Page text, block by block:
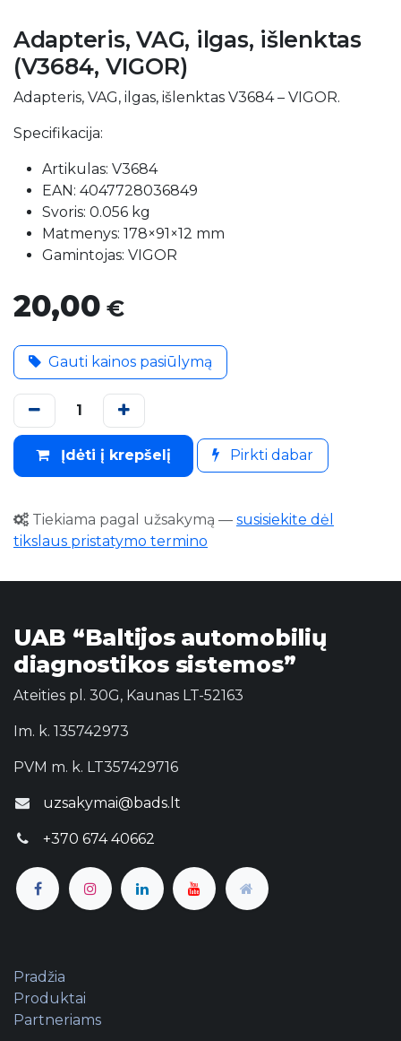
Adapteris, VAG, ilgas, išlenktas
(V3684, VIGOR)
Adapteris, VAG, ilgas, išlenktas V3684 – VIGOR.
Specifikacija:
Artikulas: V3684
EAN: 4047728036849
Svoris: 0.056 kg
Matmenys: 178×91×12 mm
Gamintojas: VIGOR
20,00 €
Gauti kainos pasiūlymą
Įdėti į krepšelį Pirkti dabar
Tiekiama pagal užsakymą — susisiekite dėl
tikslaus pristatymo termino
UAB “Baltijos automobilių
diagnostikos sistemos”
Ateities pl. 30G, Kaunas LT-52163
Im. k. 135742973
PVM m. k. LT357429716
uzsakymai@bads.lt
+370 674 40662
Pradžia
Produktai
Partneriams